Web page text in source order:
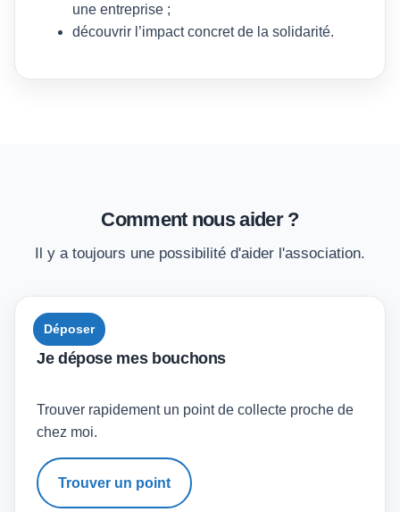
une entreprise ;
découvrir l’impact concret de la solidarité.
Comment nous aider ?
Il y a toujours une possibilité d'aider l'association.
Déposer
Je dépose mes bouchons
Trouver rapidement un point de collecte proche de
chez moi.
Trouver un point